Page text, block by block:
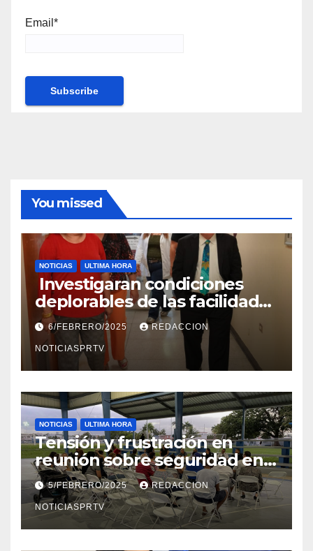
Email*
You missed
NOTICIAS ULTIMA HORA
Investigaran condiciones
deplorables de las facilidades
el Departamento de la Salud
en Mayagüez
6/FEBRERO/2025 REDACCION
NOTICIASPRTV
NOTICIAS ULTIMA HORA
Tensión y frustración en
reunión sobre seguridad en
Reparto Metropolitano
5/FEBRERO/2025 REDACCION
NOTICIASPRTV